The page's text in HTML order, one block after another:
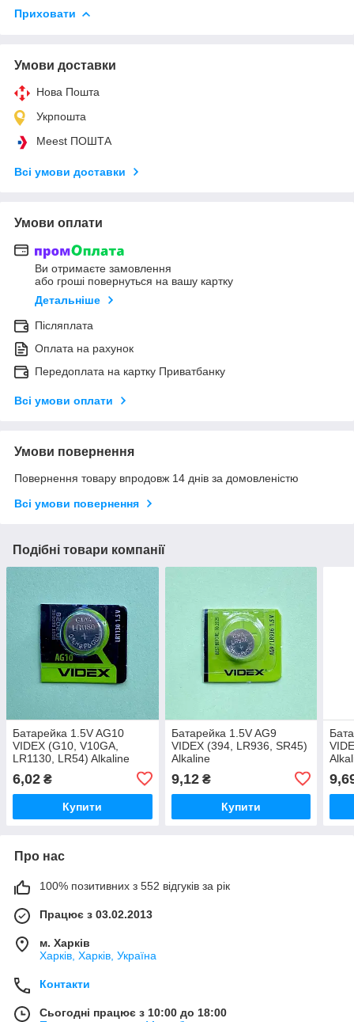
Приховати
Умови доставки
Нова Пошта
Укрпошта
Meest ПОШТА
Всі умови доставки
Умови оплати
Ви отримаєте замовлення
або гроші повернуться на вашу картку
Детальніше
Післяплата
Оплата на рахунок
Передоплата на картку Приватбанку
Всі умови оплати
Умови повернення
Повернення товару впродовж 14 днів за домовленістю
Всі умови повернення
Подібні товари компанії
Батарейка 1.5V AG10
VIDEX (G10, V10GA,
LR1130, LR54) Alkaline
6,02 ₴
Купити
Батарейка 1.5V AG9
VIDEX (394, LR936, SR45)
Alkaline
9,12₴
Купити
Про нас
100% позитивних з 552 відгуків за рік
Працює з 03.02.2013
м. Харків
Харків, Харків, Україна
Контакти
Сьогодні працює з 10:00 до 18:00